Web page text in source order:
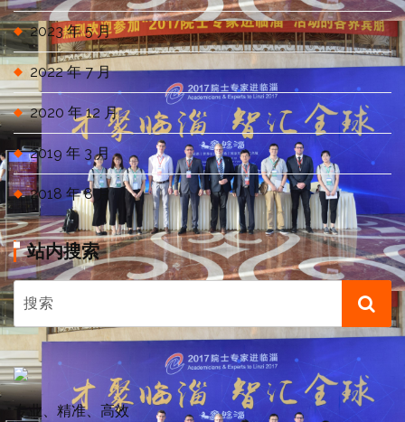
2023 年 5 月
2022 年 7 月
2020 年 12 月
2019 年 3 月
2018 年 8 月
站内搜索
专业、精准、高效